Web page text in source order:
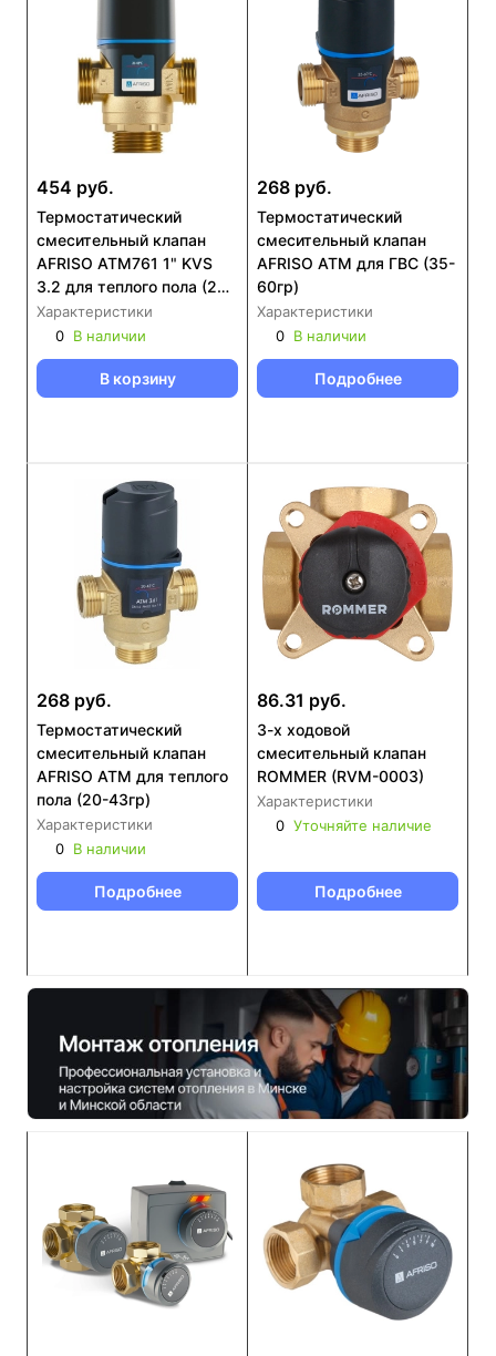
454 руб.
Термостатический
смесительный клапан
AFRISO ATM761 1" KVS
3.2 для теплого пола (20-
43гр) (12 761 10)
Характеристики
0 В наличии
В корзину
268 руб.
Термостатический
смесительный клапан
AFRISO ATM для ГВС (35-
60гр)
Характеристики
0 В наличии
Подробнее
268 руб.
Термостатический
смесительный клапан
AFRISO ATM для теплого
пола (20-43гр)
Характеристики
0 В наличии
Подробнее
86.31 руб.
3-х ходовой
смесительный клапан
ROMMER (RVM-0003)
Характеристики
0 Уточняйте наличие
Подробнее